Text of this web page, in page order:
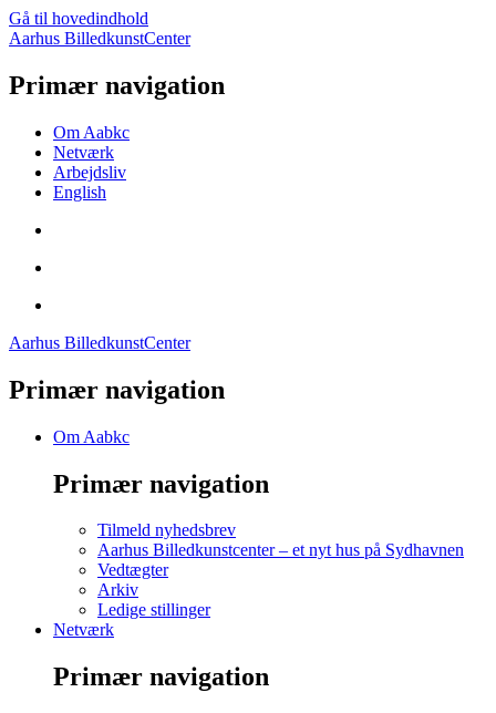
Gå til hovedindhold
Aarhus BilledkunstCenter
Primær navigation
Om Aabkc
Netværk
Arbejdsliv
English
Aarhus BilledkunstCenter
Primær navigation
Om Aabkc
Primær navigation
Tilmeld nyhedsbrev
Aarhus Billedkunstcenter – et nyt hus på Sydhavnen
Vedtægter
Arkiv
Ledige stillinger
Netværk
Primær navigation